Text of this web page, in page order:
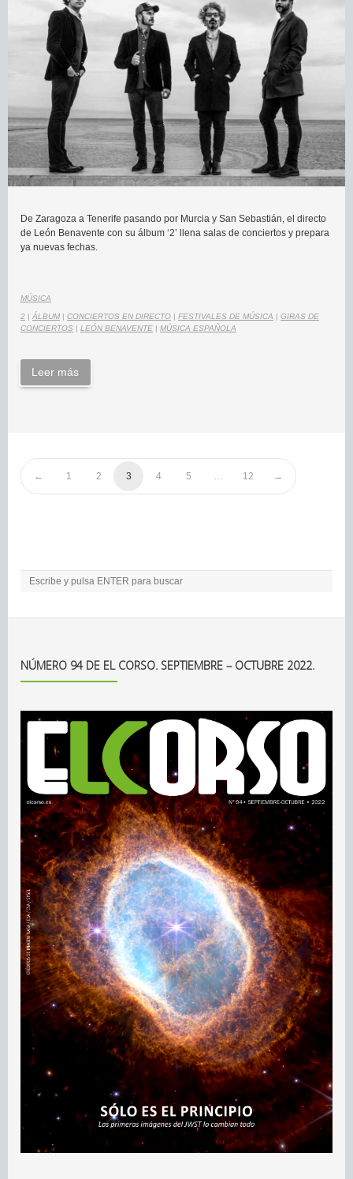
De Zaragoza a Tenerife pasando por Murcia y San Sebastián, el directo
de León Benavente con su álbum ‘2’ llena salas de conciertos y prepara
ya nuevas fechas.
MÚSICA
2 | ÁLBUM | CONCIERTOS EN DIRECTO | FESTIVALES DE MÚSICA | GIRAS DE
CONCIERTOS | LEÓN BENAVENTE | MÚSICA ESPAÑOLA
Leer más
1 2 3 4 5 12
NÚMERO 94 DE EL CORSO. SEPTIEMBRE – OCTUBRE 2022.